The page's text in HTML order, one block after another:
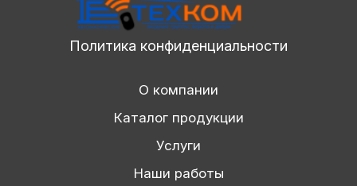
Политика конфиденциальности
О компании
Каталог продукции
Услуги
Наши работы